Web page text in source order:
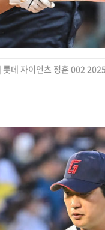
롯데 자이언츠 정훈 002